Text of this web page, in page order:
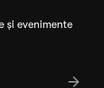
și evenimente